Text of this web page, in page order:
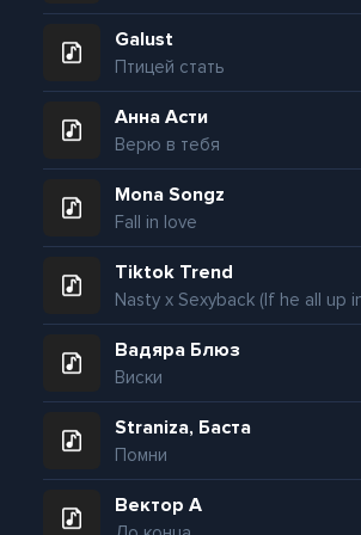
Galust
Птицей стать
Анна Асти
Верю в тебя
Mona Songz
Fall in love
Tiktok Trend
Вадяра Блюз
Виски
Straniza, Баста
Помни
Вектор А